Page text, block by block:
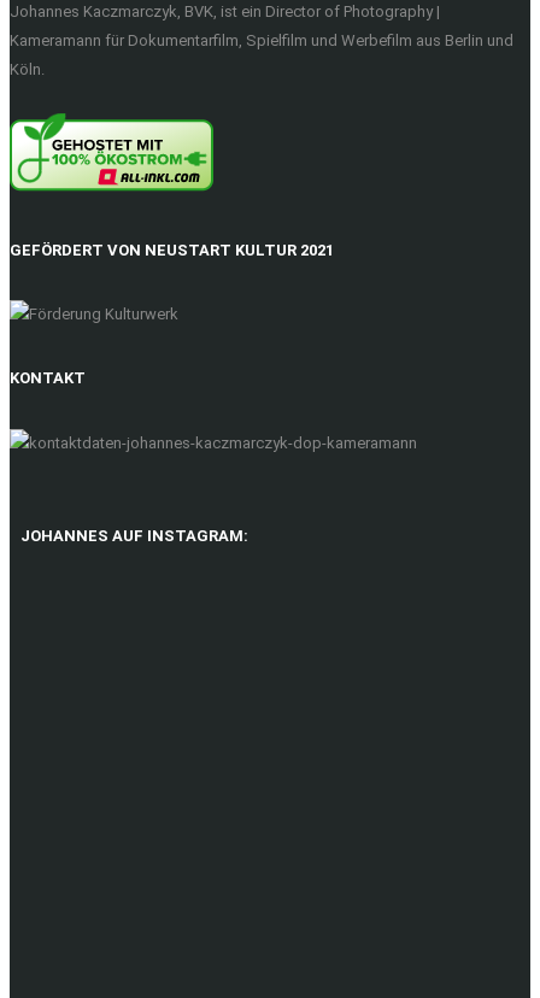
Johannes Kaczmarczyk, BVK, ist ein Director of Photography |
Kameramann für Dokumentarfilm, Spielfilm und Werbefilm aus Berlin und
Köln.
GEFÖRDERT VON NEUSTART KULTUR 2021
KONTAKT
JOHANNES AUF INSTAGRAM: